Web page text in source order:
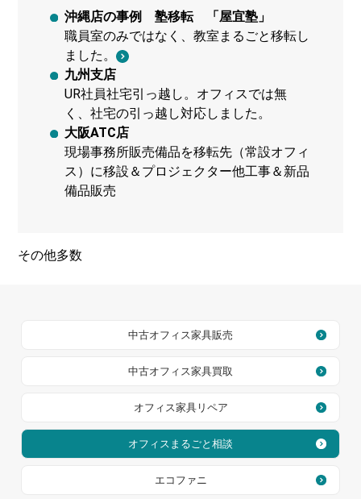
沖縄店の事例 塾移転 「屋宜塾」
職員室のみではなく、教室まるごと移転し
ました。
九州支店
UR社員社宅引っ越し。オフィスでは無
く、社宅の引っ越し対応しました。
大阪ATC店
現場事務所販売備品を移転先（常設オフィ
ス）に移設＆プロジェクター他工事＆新品
備品販売
その他多数
中古オフィス家具販売
中古オフィス家具買取
オフィス家具リペア
オフィスまるごと相談
エコファニ